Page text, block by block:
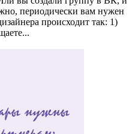
периодически вам нужен
происходит так: 1)